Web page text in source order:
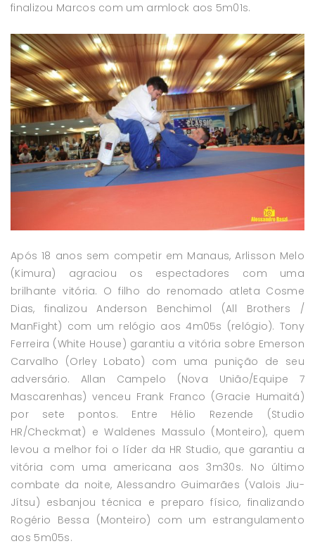
finalizou Marcos com um armlock aos 5m01s.
Após 18 anos sem competir em Manaus, Arlisson Melo
(Kimura) agraciou os espectadores com uma
brilhante vitória. O filho do renomado atleta Cosme
Dias, finalizou Anderson Benchimol (All Brothers /
ManFight) com um relógio aos 4m05s (relógio). Tony
Ferreira (White House) garantiu a vitória sobre Emerson
Carvalho (Orley Lobato) com uma punição de seu
adversário. Allan Campelo (Nova União/Equipe 7
Mascarenhas) venceu Frank Franco (Gracie Humaitá)
por sete pontos. Entre Hélio Rezende (Studio
HR/Checkmat) e Waldenes Massulo (Monteiro), quem
levou a melhor foi o líder da HR Studio, que garantiu a
vitória com uma americana aos 3m30s. No último
combate da noite, Alessandro Guimarães (Valois Jiu-
Jítsu) esbanjou técnica e preparo físico, finalizando
Rogério Bessa (Monteiro) com um estrangulamento
aos 5m05s.